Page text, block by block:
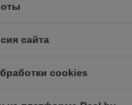
сайта
cookies